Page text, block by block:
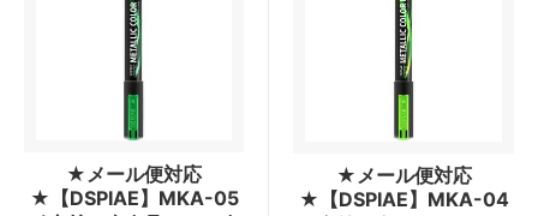
★メール便対応
★【DSPIAE】MKA-05
★メール便対応
★【DSPIAE】MKA-04